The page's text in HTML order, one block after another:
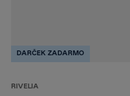
DARČEK ZADARMO
RIVELIA